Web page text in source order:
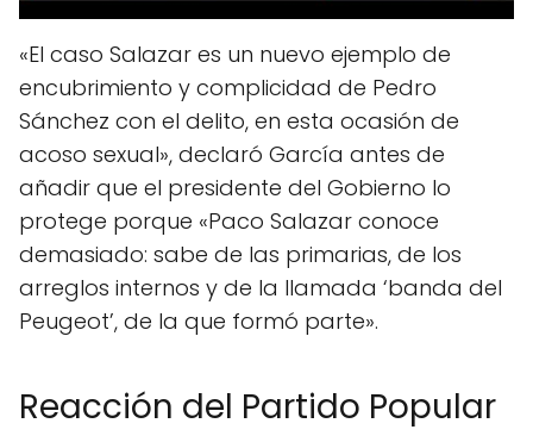
«El caso Salazar es un nuevo ejemplo de
encubrimiento y complicidad de Pedro
Sánchez con el delito, en esta ocasión de
acoso sexual», declaró García antes de
añadir que el presidente del Gobierno lo
protege porque «Paco Salazar conoce
demasiado: sabe de las primarias, de los
arreglos internos y de la llamada ‘banda del
Peugeot’, de la que formó parte».
Reacción del Partido Popular